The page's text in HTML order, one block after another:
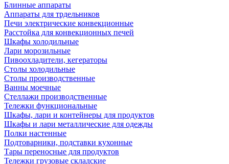
Блинные аппараты
Аппараты для трдельников
Печи электрические конвекционные
Расстойка для конвекционных печей
Шкафы холодильные
Лари морозильные
Пивоохладители, кегераторы
Столы холодильные
Столы производственные
Ванны моечные
Стеллажи производственные
Тележки функциональные
Шкафы, лари и контейнеры для продуктов
Шкафы и лари металлические для одежды
Полки настенные
Подтоварники, подставки кухонные
Тары переносные для продуктов
Тележки грузовые складские